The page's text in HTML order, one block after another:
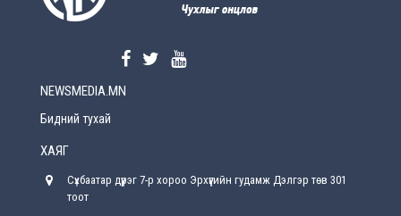
2026-08-5
хүрсэн өгөөжөөрөө ажлаа үнэлж, хэрэгжилтээ
NEWSMEDIA.MN
Бидний тухай
ХАЯГ
Сүхбаатар дүүрэг 7-р хороо Эрхүүгийн гудамж Дэлгэр төв 301
тоот